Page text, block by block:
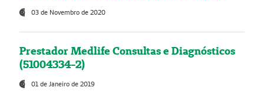
03 de Novembro de 2020
Prestador Medlife Consultas e Diagnósticos
(51004334-2)
01 de Janeiro de 2019